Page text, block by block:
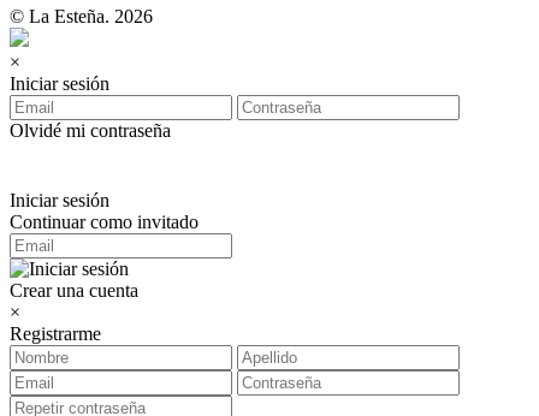
© La Esteña. 2026
×
Iniciar sesión
Olvidé mi contraseña
Iniciar sesión
Continuar como invitado
Crear una cuenta
×
Registrarme